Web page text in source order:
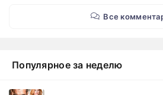
Все
Популярное за неделю